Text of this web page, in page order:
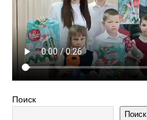
Поиск
Поиск